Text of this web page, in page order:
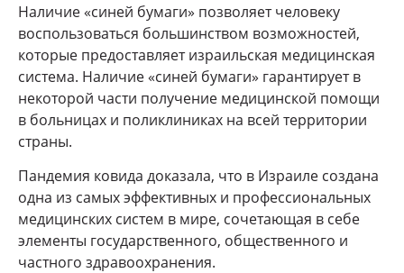
Наличие «синей бумаги» позволяет человеку
воспользоваться большинством возможностей,
которые предоставляет израильская медицинская
система. Наличие «синей бумаги» гарантирует в
некоторой части получение медицинской помощи
в больницах и поликлиниках на всей территории
страны.
Пандемия ковида доказала, что в Израиле создана
одна из самых эффективных и профессиональных
медицинских систем в мире, сочетающая в себе
элементы государственного, общественного и
частного здравоохранения.